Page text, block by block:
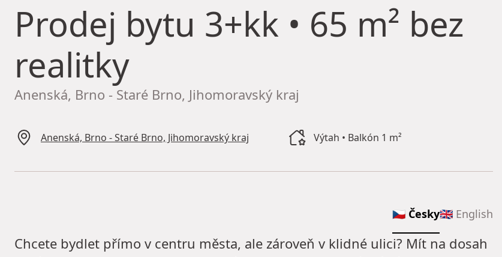
Prodej bytu 3+kk • 65 m² bez
realitky
Anenská, Brno - Staré Brno, Jihomoravský kraj
Anenská, Brno - Staré Brno, Jihomoravský kraj Výtah • Balkón 1 m²
🇨🇿 Česky🇬🇧 English
Chcete bydlet přímo v centru města, ale zároveň v klidné ulici? Mít na dosah